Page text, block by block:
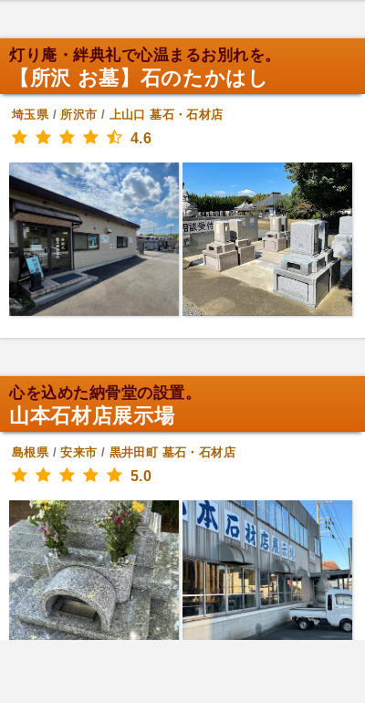
灯り庵・絆典礼で心温まるお別れを。
【所沢 お墓】石のたかはし
埼玉県/ 所沢市 / 上山口 墓石・石材店
4.6
心を込めた納骨堂の設置。
山本石材店展示場
島根県/安来市 / 黒井田町 墓石・石材店
5.0